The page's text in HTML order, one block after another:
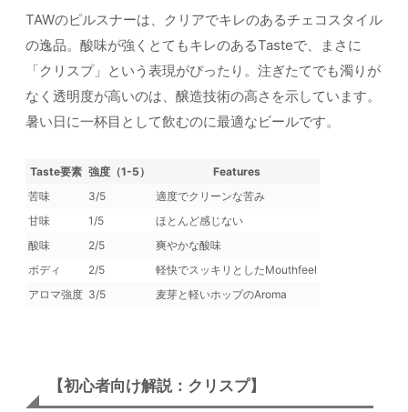
TAWのピルスナーは、クリアでキレのあるチェコスタイル
の逸品。酸味が強くとてもキレのあるTasteで、まさに
「クリスプ」という表現がぴったり。注ぎたてでも濁りが
なく透明度が高いのは、醸造技術の高さを示しています。
暑い日に一杯目として飲むのに最適なビールです。
Taste要素 強度（1-5）
Features
苦味
3/5
適度でクリーンな苦み
甘味
1/5
ほとんど感じない
酸味
2/5
爽やかな酸味
ボディ
2/5
軽快でスッキリとしたMouthfeel
アロマ強度 3/5 麦芽と軽いホップのAroma
【初心者向け解説：クリスプ】